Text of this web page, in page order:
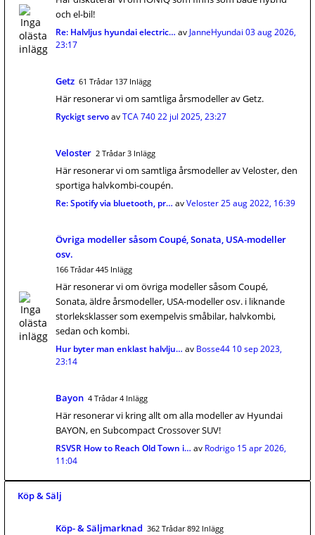
och el-bil!
Re: Halvljus hyundai electric… av JanneHyundai 03 aug 2026,
23:17
Getz 61 Trådar 137 Inlägg
Här resonerar vi om samtliga årsmodeller av Getz.
Ryckigt servoavTCA 74022 jul 2025, 23:27
Veloster 2 Trådar 3 Inlägg
Här resonerar vi om samtliga årsmodeller av Veloster, den
sportiga halvkombi-coupén.
Re: Spotify via bluetooth, pr… avVeloster25 aug 2022, 16:39
Övriga modeller såsom Coupé, Sonata, USA-modeller
osv.
166 Trådar 445 Inlägg
Här resonerar vi om övriga modeller såsom Coupé,
Sonata, äldre årsmodeller, USA-modeller osv. i liknande
storleksklasser som exempelvis småbilar, halvkombi,
sedan och kombi.
Hur byter man enklast halvlju… av Bosse44 10 sep 2023,
23:14
Bayon 4 Trådar 4 Inlägg
Här resonerar vi kring allt om alla modeller av Hyundai
BAYON, en Subcompact Crossover SUV!
RSVSR How to Reach Old Town i… av Rodrigo 15 apr 2026,
11:04
Köp & Sälj
Köp- & Säljmarknad 362 Trådar 892 Inlägg